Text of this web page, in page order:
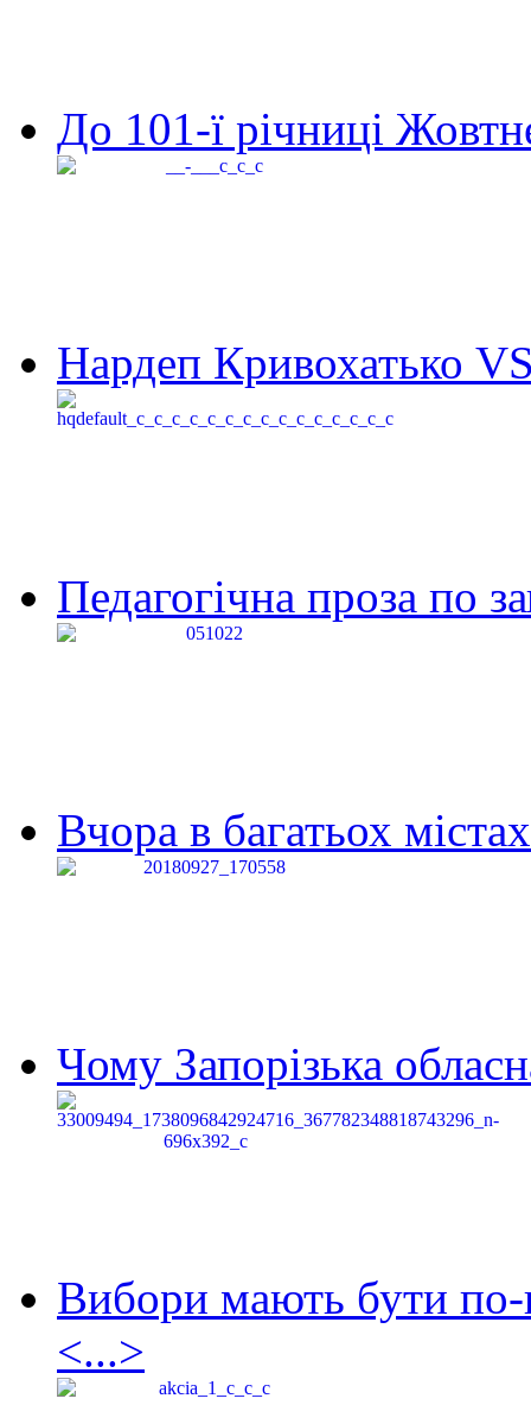
До 101-ї річниці
Нардеп Кривохатько
Педагогічна проза по
Вчора в багатьох
Чому Запорізька
Вибори мають бути по-
<...>